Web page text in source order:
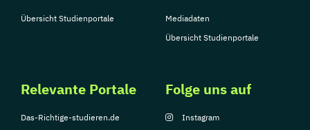
Übersicht Studienportale
Mediadaten
Übersicht Studienportale
Relevante Portale
Das-Richtige-studieren.de
Folge uns auf
Instagram